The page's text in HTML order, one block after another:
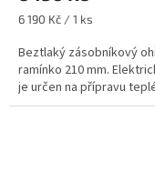
Měrná
6 190 Kč / 1 ks
Beztlaký zásobníkový
ramínko 210 mm.
je určen na přípravu